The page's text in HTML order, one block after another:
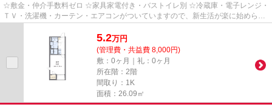
☆敷金・仲介手数料ゼロ ☆家具家電付き・バストイレ別 ☆冷蔵庫・電子レンジ・
ＴＶ・洗濯機・カーテン・エアコンがついていますので、新生活が楽に始められ
5.2万円
(管理費・共益費 8,000円)
敷：0ヶ月｜礼：0ヶ月
所在階：2階
間取り：1K
面積：26.09㎡